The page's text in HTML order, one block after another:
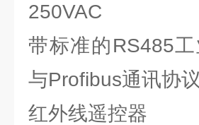
250VAC
带标准的RS485
与Profibus通讯协议
红外线遥控器